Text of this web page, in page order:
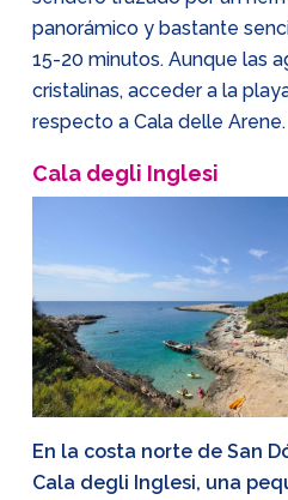
panorámico y bastante
15-20 minutos. Aunque las
cristalinas, acceder a la
respecto a Cala delle Arene.
Cala degli Inglesi
En la costa norte de San
Cala degli Inglesi, una